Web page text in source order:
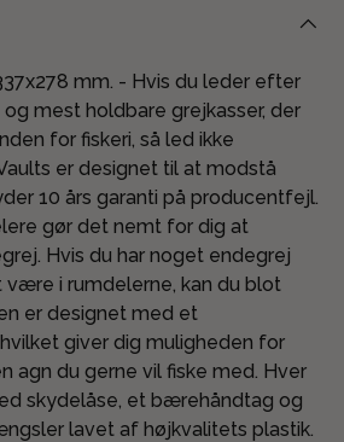
mm. - Hvis du leder efter
mest holdbare grejkasser, der
for fiskeri, så led ikke
er designet til at modstå
10 års garanti på producentfejl.
gør det nemt for dig at
Hvis du har noget endegrej
i rumdelerne, kan du blot
er designet med et
giver dig muligheden for
agn du gerne vil fiske med. Hver
skydelåse, et bærehåndtag og
lavet af højkvalitets plastik.